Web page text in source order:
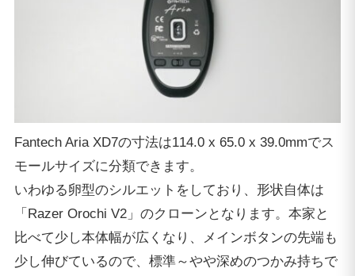
Fantech Aria XD7の寸法は114.0 x 65.0 x 39.0mmでス
モールサイズに分類できます。
いわゆる卵型のシルエットをしており、形状自体は
「Razer Orochi V2」のクローンとなります。本家と
比べて少し本体幅が広くなり、メインボタンの先端も
少し伸びているので、標準～やや深めのつかみ持ちで